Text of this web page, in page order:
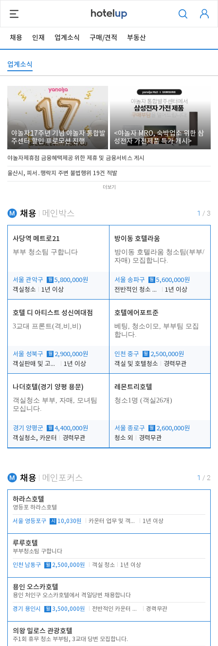
채용 인재 업계소식 구매/견적 부동산
업계소식
야놀자17주년 기념 야놀자 통합발
주센터 할인 프로모션 진행
<야놀자 MRO, 숙박업소 위한 삼
성전자 가전제품 특가 개시>
야놀자제휴점 금융혜택제공 위한 제휴 및 금융서비스 게시
울산시, 피서․행락지 주변 불법행위 19건 적발
더보기
채용 메인박스 1 / 3
사당역 메트로21
부부 청소팀 구합니다
서울 관악구 월 5,800,000원
객실청소
1년 이상
방이동 호텔라움
방이동 호텔라움 청소팀(부부/
자매) 모집합니다.
서울 송파구 월 5,600,000원
전반적인 청소 업무(객실청소.객실정리)
1년 이상
호텔 디 아티스트 성신여대점
3교대 프론트(격,비,비)
서울 성북구 월 2,900,000원
객실판매 및 고객응대
1년 이상
호텔에어포트준
베팅, 청소이모, 부부팀 모집
합니다.
인천 중구 월 2,500,000원
객실 및 호텔청소
경력무관
나더호텔(경기 양평 용문)
객실청소 부부, 자매, 모녀팀
모십니다.
경기 양평군 월 4,400,000원
객실청소, 카운터
경력무관
레몬트리호텔
청소1명 (객실26개)
서울 종로구 월 2,600,000원
청소 외
경력무관
채용 메인포커스 1 / 2
하라스호텔
영등포 하라스호텔
서울 영등포구 시 10,030원 카운터 업무 및 객실관리(청소상태 확인, 객실판매) 1년 이상
루루호텔
부부청소팀 구합니다
인천 남동구 월 2,500,000원 객실 청소 1년 이상
용인 오스카호텔
용인 처인구 오스카호텔에서 격일당번 채용합니다
경기 용인시 월 3,500,000원 전반적인 카운터 업무 경력무관
의왕 밀로스 관광호텔
주1회 휴무 청소 부부팀, 3교대 당번 모집합니다.